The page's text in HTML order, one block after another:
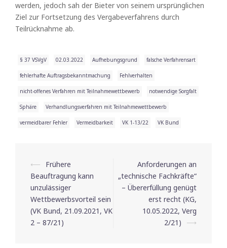
werden, jedoch sah der Bieter von seinem ursprünglichen
Ziel zur Fortsetzung des Vergabeverfahrens durch
Teilrücknahme ab.
§ 37 VSVgV 02.03.2022 Aufhebungsgrund falsche Verfahrensart
fehlerhafte Auftragsbekanntmachung Fehlverhalten
nicht-offenes Verfahren mit Teilnahmewettbewerb notwendige Sorgfalt
Sphäre Verhandlungsverfahren mit Teilnahmewettbewerb
vermeidbarer Fehler Vermeidbarkeit VK 1-13/22 VK Bund
Beitrags-
Navigation
⟵
Frühere
Beauftragung kann
unzulässiger
Wettbewerbsvorteil sein
(VK Bund, 21.09.2021, VK
2 – 87/21)
Anforderungen an
„technische Fachkräfte“
– Übererfüllung genügt
erst recht (KG,
10.05.2022, Verg
2/21)
⟶